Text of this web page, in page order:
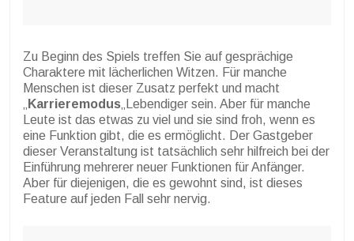
Zu Beginn des Spiels treffen Sie auf gesprächige
Charaktere mit lächerlichen Witzen. Für manche
Menschen ist dieser Zusatz perfekt und macht
Karrieremodus „Lebendiger sein. Aber für manche
Leute ist das etwas zu viel und sie sind froh, wenn es
eine Funktion gibt, die es ermöglicht. Der Gastgeber
dieser Veranstaltung ist tatsächlich sehr hilfreich bei der
Einführung mehrerer neuer Funktionen für Anfänger.
Aber für diejenigen, die es gewohnt sind, ist dieses
Feature auf jeden Fall sehr nervig.